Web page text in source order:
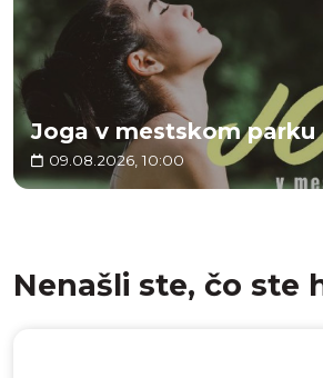
Joga v mestskom parku
09.08.2026, 10:00
Nenašli ste, čo ste